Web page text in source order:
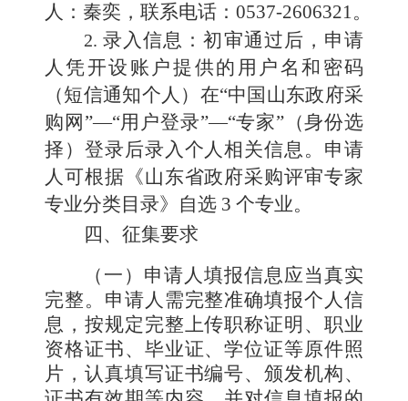
人：秦奕，联系电话： 0537-2606321。
2.录入信息：初审通过后，申请
人凭开设账户提供的用户名和密码
（短信通知个人 ） 在“中国山东政府采
购网”—“用 户登录”—“专家”（身份选
择 ） 登录后录入个人相关信息。 申请
人可根据《山东省政府采购评审专家
专业分类目录》自选3 个专业。
四、征集要求
（一） 申请人填报信息应当真实
完整。 申请人需完整准确填报个人信
息，按规定完整上传职称证明、职业
资格证书、毕业证、学位证等原件照
片，认真填写证书编号、颁发机构、